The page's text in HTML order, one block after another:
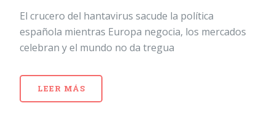
El crucero del hantavirus sacude la política
española mientras Europa negocia, los mercados
celebran y el mundo no da tregua
LEER MÁS